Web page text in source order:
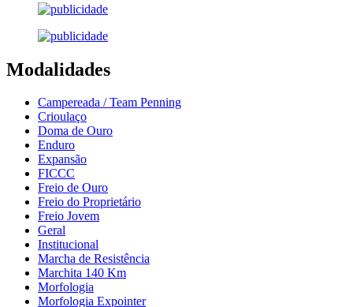
Modalidades
Campereada / Team Penning
Crioulaço
Doma de Ouro
Enduro
Expansão
FICCC
Freio de Ouro
Freio do Proprietário
Freio Jovem
Geral
Institucional
Marcha de Resistência
Marchita 140 Km
Morfologia
Morfologia Expointer